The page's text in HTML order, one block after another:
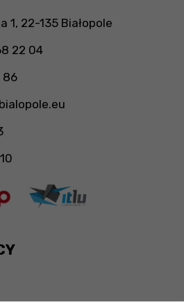
1, 22-135 Białopole
22 04
86